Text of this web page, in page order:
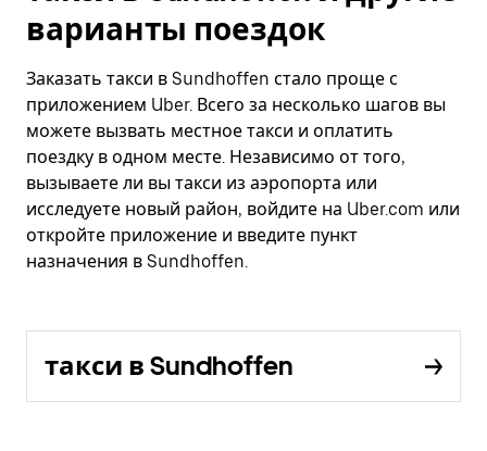
варианты поездок
Заказать такси в Sundhoffen стало проще с
приложением Uber. Всего за несколько шагов вы
можете вызвать местное такси и оплатить
поездку в одном месте. Независимо от того,
вызываете ли вы такси из аэропорта или
исследуете новый район, войдите на Uber.com или
откройте приложение и введите пункт
назначения в Sundhoffen.
такси в Sundhoffen